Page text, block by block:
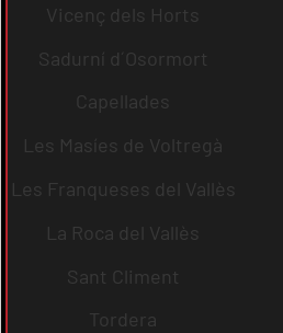
Vicenç dels Horts
Sadurní d´Osormort
Capellades
Les Masíes de Voltregà
Les Franqueses del Vallès
La Roca del Vallès
Sant Climent
Tordera